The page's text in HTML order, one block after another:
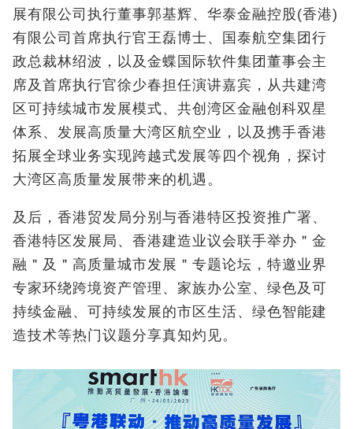
展有限公司执行董事郭基辉、华泰金融控股(香港)
有限公司首席执行官王磊博士、国泰航空集团行
政总裁林绍波，以及金蝶国际软件集团董事会主
席及首席执行官徐少春担任演讲嘉宾，从共建湾
区可持续城市发展模式、共创湾区金融创科双星
体系、发展高质量大湾区航空业，以及携手香港
拓展全球业务实现跨越式发展等四个视角，探讨
大湾区高质量发展带来的机遇。
及后，香港贸发局分别与香港特区投资推广署、
香港特区发展局、香港建造业议会联手举办＂金
融＂及＂高质量城市发展＂专题论坛，特邀业界
专家环绕跨境资产管理、家族办公室、绿色及可
持续金融、可持续发展的市区生活、绿色智能建
造技术等热门议题分享真知灼见。